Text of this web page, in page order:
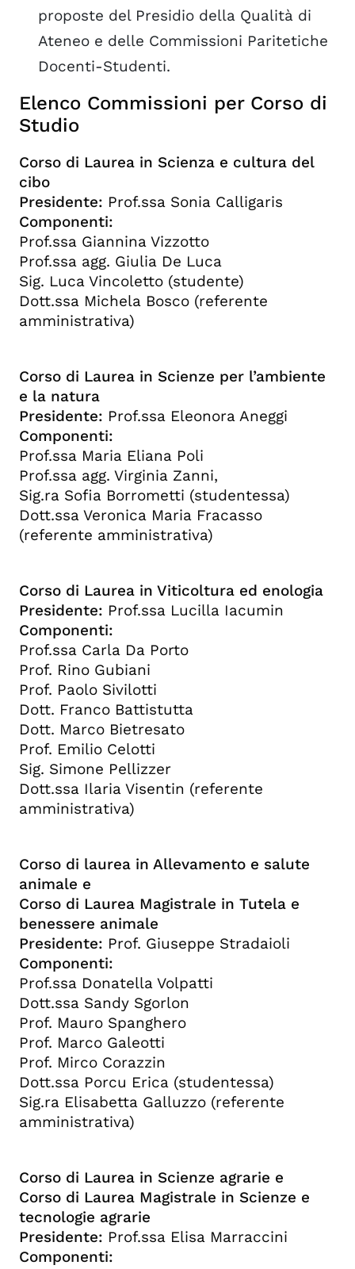
proposte del Presidio della Qualità di
Ateneo e delle Commissioni Paritetiche
Docenti-Studenti.
Elenco Commissioni per Corso di
Studio
Corso di Laurea in Scienza e cultura del
cibo
Presidente: Prof.ssa Sonia Calligaris
Componenti:
Prof.ssa Giannina Vizzotto
Prof.ssa agg. Giulia De Luca
Sig. Luca Vincoletto (studente)
Dott.ssa Michela Bosco (referente
amministrativa)
Corso di Laurea in Scienze per l’ambiente
e la natura
Presidente: Prof.ssa Eleonora Aneggi
Componenti:
Prof.ssa Maria Eliana Poli
Prof.ssa agg. Virginia Zanni,
Sig.ra Sofia Borrometti (studentessa)
Dott.ssa Veronica Maria Fracasso
(referente amministrativa)
Corso di Laurea in Viticoltura ed enologia
Presidente: Prof.ssa Lucilla Iacumin
Componenti:
Prof.ssa Carla Da Porto
Prof. Rino Gubiani
Prof. Paolo Sivilotti
Dott. Franco Battistutta
Dott. Marco Bietresato
Prof. Emilio Celotti
Sig. Simone Pellizzer
Dott.ssa Ilaria Visentin (referente
amministrativa)
Corso di laurea in Allevamento e salute
animale e
Corso di Laurea Magistrale in Tutela e
benessere animale
Presidente: Prof. Giuseppe Stradaioli
Componenti:
Prof.ssa Donatella Volpatti
Dott.ssa Sandy Sgorlon
Prof. Mauro Spanghero
Prof. Marco Galeotti
Prof. Mirco Corazzin
Dott.ssa Porcu Erica (studentessa)
Sig.ra Elisabetta Galluzzo (referente
amministrativa)
Corso di Laurea in Scienze agrarie e
Corso di Laurea Magistrale in Scienze e
tecnologie agrarie
Presidente: Prof.ssa Elisa Marraccini
Componenti: